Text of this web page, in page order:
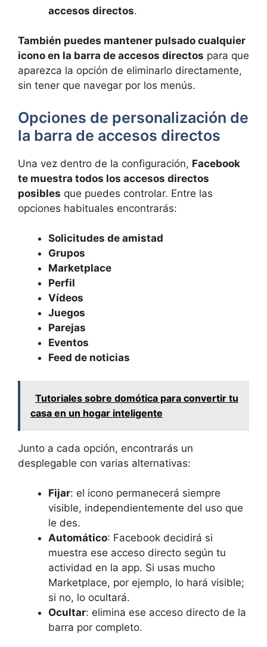
accesos directos.
También puedes mantener pulsado cualquier
icono en la barra de accesos directos para que
aparezca la opción de eliminarlo directamente,
sin tener que navegar por los menús.
Opciones de personalización de
la barra de accesos directos
Una vez dentro de la configuración, Facebook
te muestra todos los accesos directos
posibles que puedes controlar. Entre las
opciones habituales encontrarás:
Solicitudes de amistad
Grupos
Marketplace
Perfil
Vídeos
Juegos
Parejas
Eventos
Feed de noticias
Tutoriales sobre domótica para convertir tu
casa en un hogar inteligente
Junto a cada opción, encontrarás un
desplegable con varias alternativas:
Fijar: el icono permanecerá siempre
visible, independientemente del uso que
le des.
Automático: Facebook decidirá si
muestra ese acceso directo según tu
actividad en la app. Si usas mucho
Marketplace, por ejemplo, lo hará visible;
si no, lo ocultará.
Ocultar: elimina ese acceso directo de la
barra por completo.